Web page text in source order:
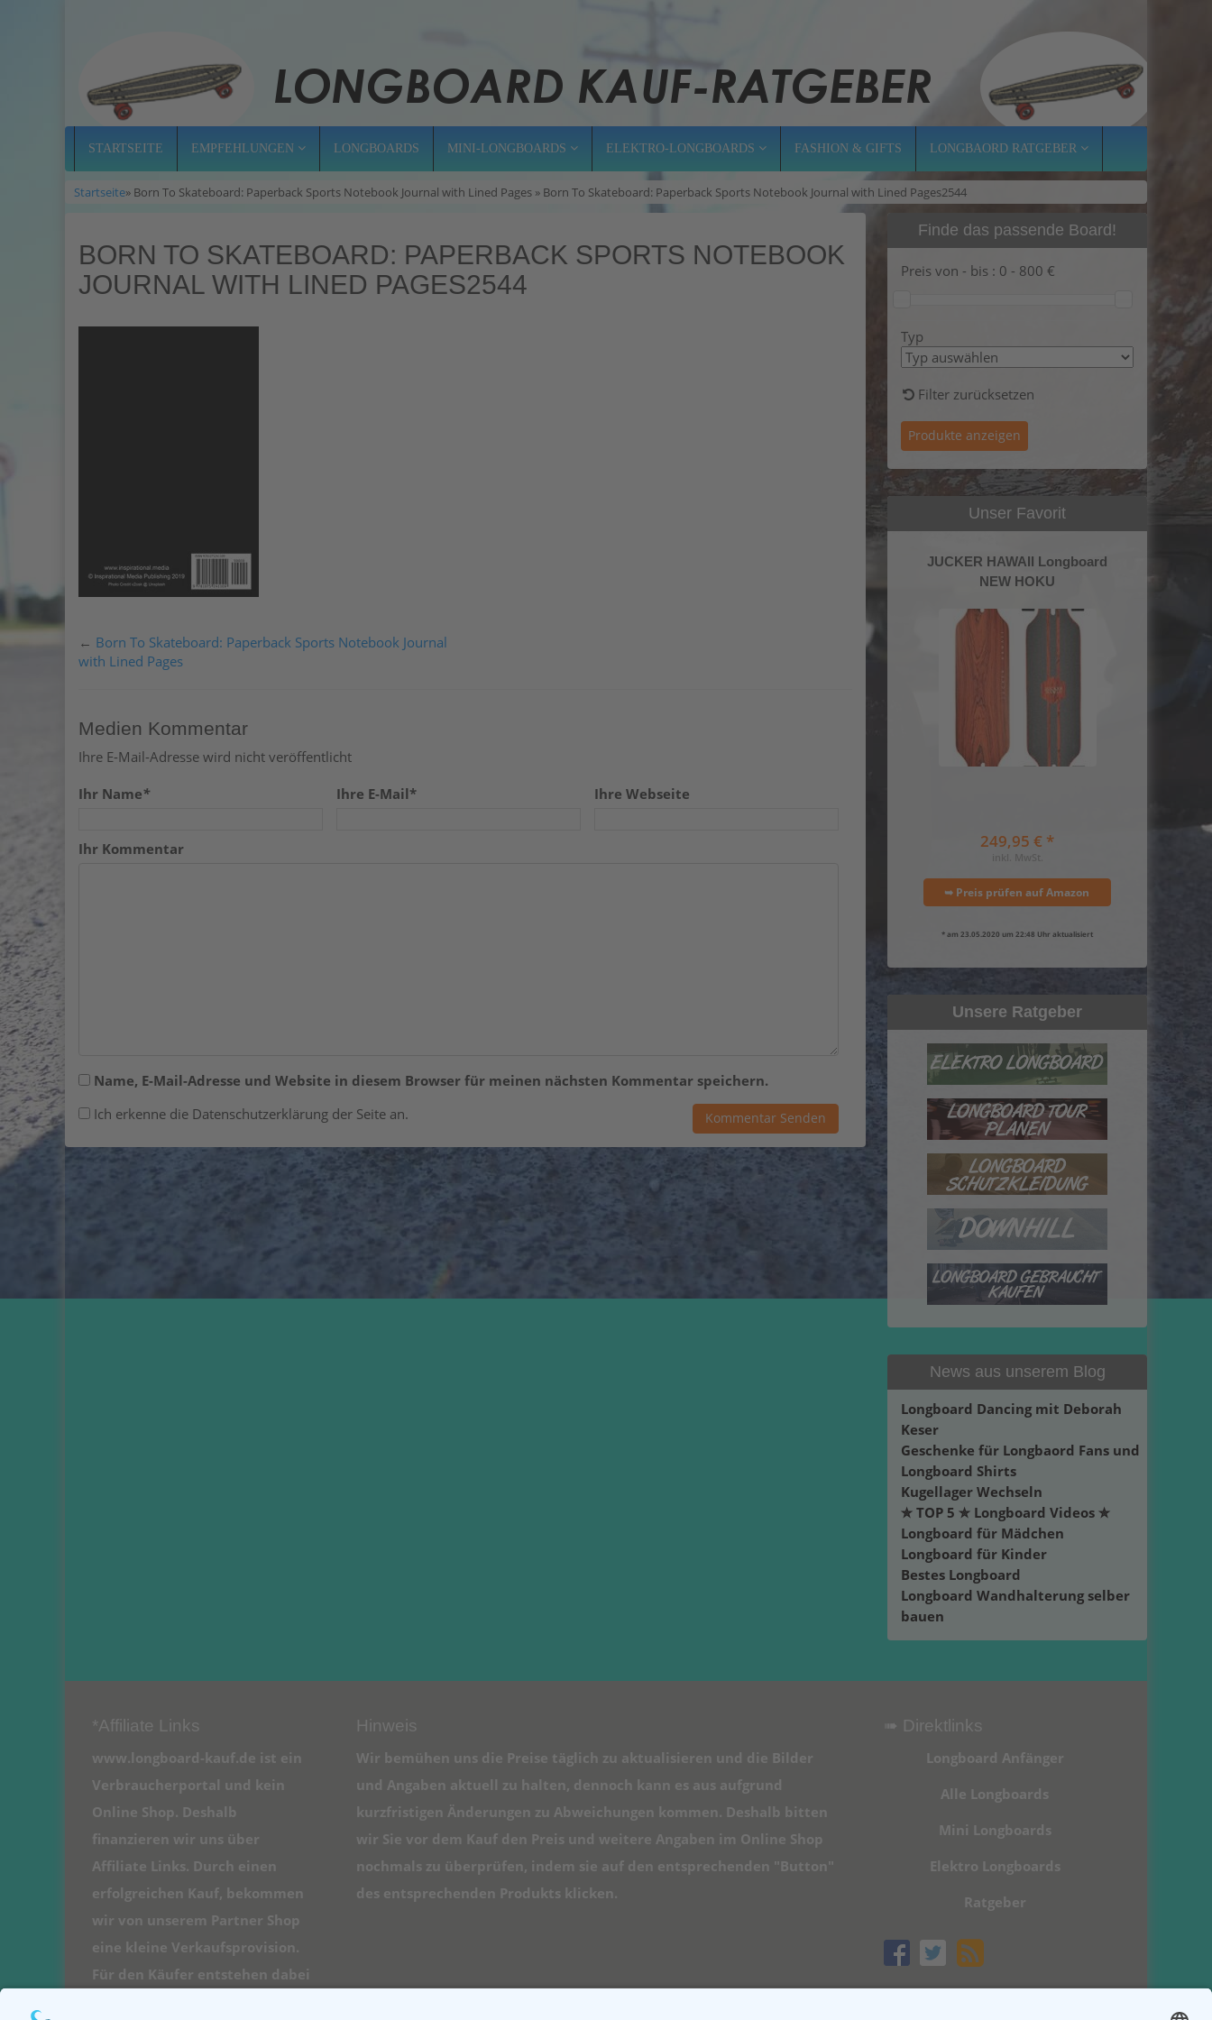
STARTSEITE EMPFEHLUNGEN LONGBOARDS MINI-LONGBOARDS ELEKTRO-LONGBOARDS FASHION & GIFTS LONGBAORD RATGEBER
Startseite» Born To Skateboard: Paperback Sports Notebook Journal with Lined Pages » Born To Skateboard: Paperback Sports Notebook Journal with Lined Pages2544
BORN TO SKATEBOARD: PAPERBACK SPORTS NOTEBOOK
JOURNAL WITH LINED PAGES2544
← Born To Skateboard: Paperback Sports Notebook Journal
with Lined Pages
Medien Kommentar
Ihre E-Mail-Adresse wird nicht veröffentlicht
Ihr Name* Ihre E-Mail* Ihre Webseite
Ihr Kommentar
Name, E-Mail-Adresse und Website in diesem Browser für meinen nächsten Kommentar speichern.
Ich erkenne die Datenschutzerklärung der Seite an.
Finde das passende Board!
Preis von - bis : 0 - 800 €
Typ
Filter zurücksetzen
Unser Favorit
JUCKER HAWAII Longboard
NEW HOKU
249,95 € *
inkl. MwSt.
➥ Preis prüfen auf Amazon
* am 23.05.2020 um 22:48 Uhr aktualisiert
Unsere Ratgeber
News aus unserem Blog
Longboard Dancing mit Deborah
Keser
Geschenke für Longbaord Fans und
Longboard Shirts
Kugellager Wechseln
✮ TOP 5 ✮ Longboard Videos ✮
Longboard für Mädchen
Longboard für Kinder
Bestes Longboard
Longboard Wandhalterung selber
bauen
*Affiliate Links
www.longboard-kauf.de ist ein
Verbraucherportal und kein
Online Shop. Deshalb
finanzieren wir uns über
Affiliate Links. Durch einen
erfolgreichen Kauf, bekommen
wir von unserem Partner Shop
eine kleine Verkaufsprovision.
Für den Käufer entstehen dabei
Hinweis
Wir bemühen uns die Preise täglich zu aktualisieren und die Bilder
und Angaben aktuell zu halten, dennoch kann es aus aufgrund
kurzfristigen Änderungen zu Abweichungen kommen. Deshalb bitten
wir Sie vor dem Kauf den Preis und weitere Angaben im Online Shop
nochmals zu überprüfen, indem sie auf den entsprechenden "Button"
des entsprechenden Produkts klicken.
➠ Direktlinks
Longboard Anfänger
Alle Longboards
Mini Longboards
Elektro Longboards
Ratgeber